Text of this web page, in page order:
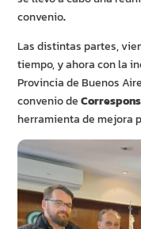
convenio.
Las distintas partes,
tiempo, y ahora con la
Provincia de Buenos
convenio de
herramienta de mejora